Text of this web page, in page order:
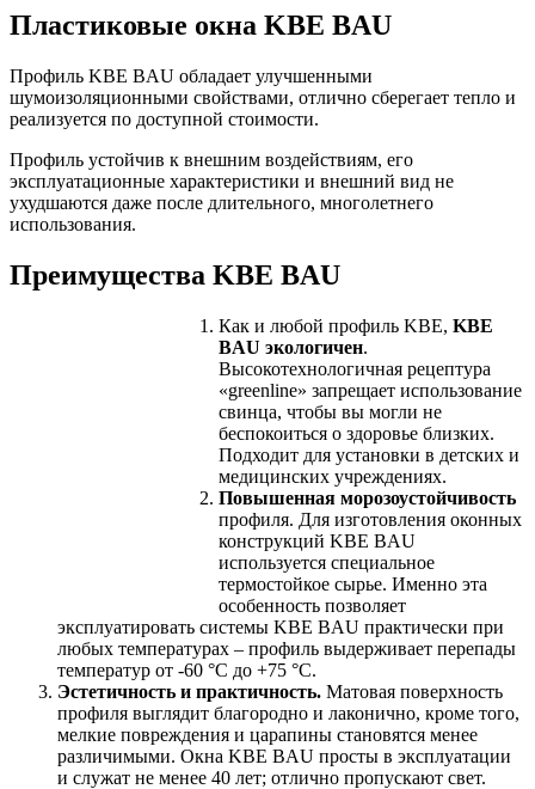
Пластиковые окна KBE BAU
Профиль KBE BAU обладает улучшенными
шумоизоляционными свойствами, отлично сберегает тепло и
реализуется по доступной стоимости.
Профиль устойчив к внешним воздействиям, его
эксплуатационные характеристики и внешний вид не
ухудшаются даже после длительного, многолетнего
использования.
Преимущества KBE BAU
Как и любой профиль KBE, KBE
BAU экологичен.
Высокотехнологичная рецептура
«greenline» запрещает использование
свинца, чтобы вы могли не
беспокоиться о здоровье близких.
Подходит для установки в детских и
медицинских учреждениях.
Повышенная морозоустойчивость
профиля. Для изготовления оконных
конструкций KBE BAU
используется специальное
термостойкое сырье. Именно эта
особенность позволяет
эксплуатировать системы KBE BAU практически при
любых температурах – профиль выдерживает перепады
температур от -60 °C до +75 °С.
Эстетичность и практичность. Матовая поверхность
профиля выглядит благородно и лаконично, кроме того,
мелкие повреждения и царапины становятся менее
различимыми. Окна KBE BAU просты в эксплуатации
и служат не менее 40 лет; отлично пропускают свет.